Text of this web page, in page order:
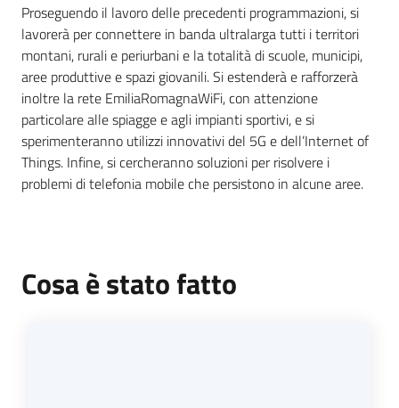
del
territorio
Governance
locale
Proseguendo il lavoro delle precedenti programmazioni, si
lavorerà per connettere in banda ultralarga tutti i territori
montani, rurali e periurbani e la totalità di scuole, municipi,
aree produttive e spazi giovanili. Si estenderà e rafforzerà
inoltre la rete EmiliaRomagnaWiFi, con attenzione
particolare alle spiagge e agli impianti sportivi, e si
sperimenteranno utilizzi innovativi del 5G e dell’Internet of
Things. Infine, si cercheranno soluzioni per risolvere i
problemi di telefonia mobile che persistono in alcune aree.
Cosa è stato fatto